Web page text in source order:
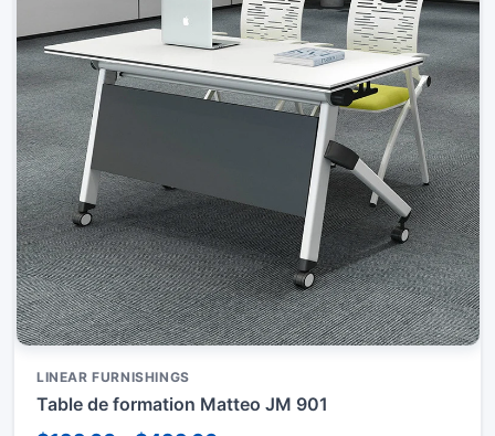
LINEAR FURNISHINGS
Table de formation Matteo JM 901